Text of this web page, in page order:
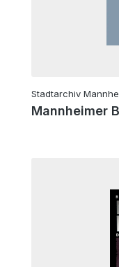
Stadtarchiv
Mannheimer